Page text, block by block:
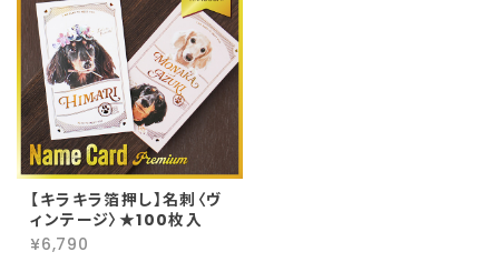
【キラキラ箔押し】名刺〈ヴ
ィンテージ〉★100枚入
¥6,790